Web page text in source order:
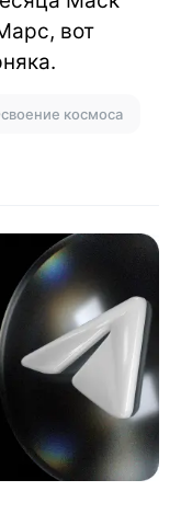
вот
космоса